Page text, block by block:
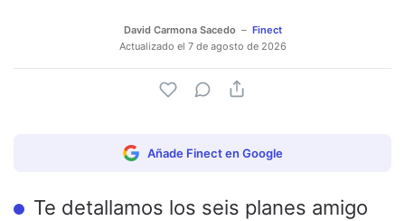
David Carmona Sacedo
Finect
Actualizado el 7 de agosto de 2026
Añade Finect en Google
Te detallamos los seis planes amigo